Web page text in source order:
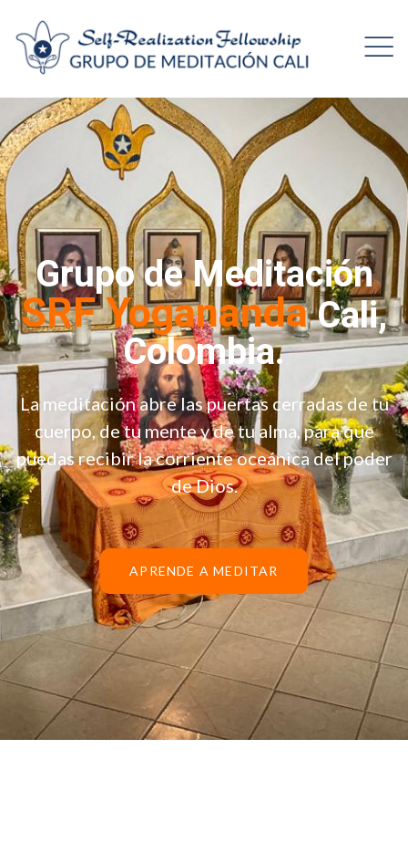
Grupo de Meditación
SRF YoganandaCali,
Colombia.
La meditación abre las puertas cerradas de tu
cuerpo, de tu mente y de tu alma, para que
puedas recibir la corriente oceánica del poder
de Dios.
APRENDE A MEDITAR